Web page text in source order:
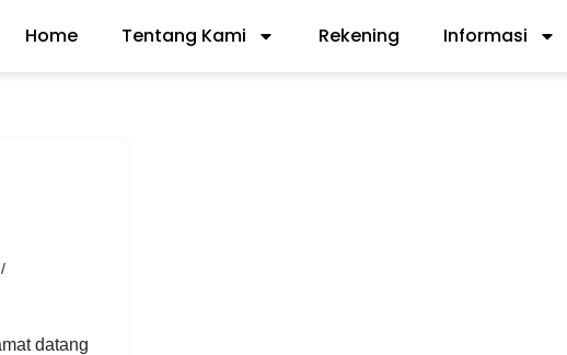
Home Tentang Kami Rekening Informasi
datang